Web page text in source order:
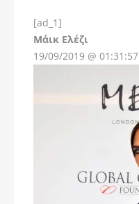
[ad_1]
Μάικ Ελέζι
19/09/2019 @ 01:31:57